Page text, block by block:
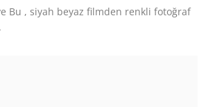
Bu , siyah beyaz filmden renkli fotoğraf